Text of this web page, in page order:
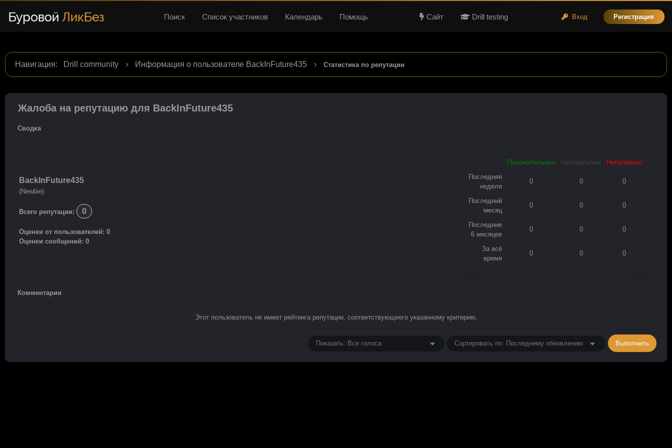
Вход Регистрация
Поиск Список участников Календарь Помощь Сайт Drill testing
Навигация: Drill community › Информация о пользователе BackInFuture435 › Статистика по репутации
Жалоба на репутацию для BackInFuture435
Сводка
BackInFuture435
(Newbie)
Всего репутации: 0
Оценки от пользователей: 0
Оценки сообщений: 0
Положительных Нейтральных
Негативных
Последняя
неделя
0 0 0
Последний
месяц
0 0 0
Последние
6 месяцев
0 0 0
За всё
время
0 0 0
Комментарии
Этот пользователь не имеет рейтинга репутации, соответствующеего указанному критерию.